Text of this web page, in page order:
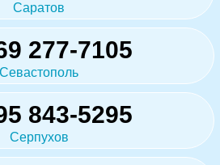
Саратов
277-7105
Севастополь
843-5295
Серпухов